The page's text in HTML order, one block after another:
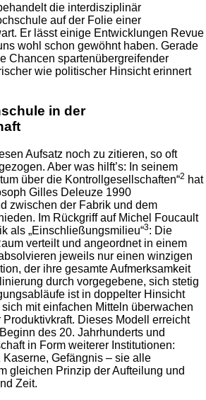
die interdisziplinär
auf der Folie einer
Er lässt einige Entwicklungen Revue
wohl schon gewöhnt haben. Gerade
Chancen spartenübergreifender
wie politischer Hinsicht erinnert
in der
Aufsatz noch zu zitieren, so oft
Aber was hilft’s: In seinem
über die Kontrollgesellschaften“2 hat
Gilles Deleuze 1990
zwischen der Fabrik und dem
Im Rückgriff auf Michel Foucault
als „Einschließungsmilieu“3: Die
verteilt und angeordnet in einem
jeweils nur einen winzigen
der ihre gesamte Aufmerksamkeit
durch vorgegebene, sich stetig
ist in doppelter Hinsicht
mit einfachen Mitteln überwachen
Dieses Modell erreicht
des 20. Jahrhunderts und
in Form weiterer Institutionen:
Gefängnis – sie alle
gleichen Prinzip der Aufteilung und
Zeit.